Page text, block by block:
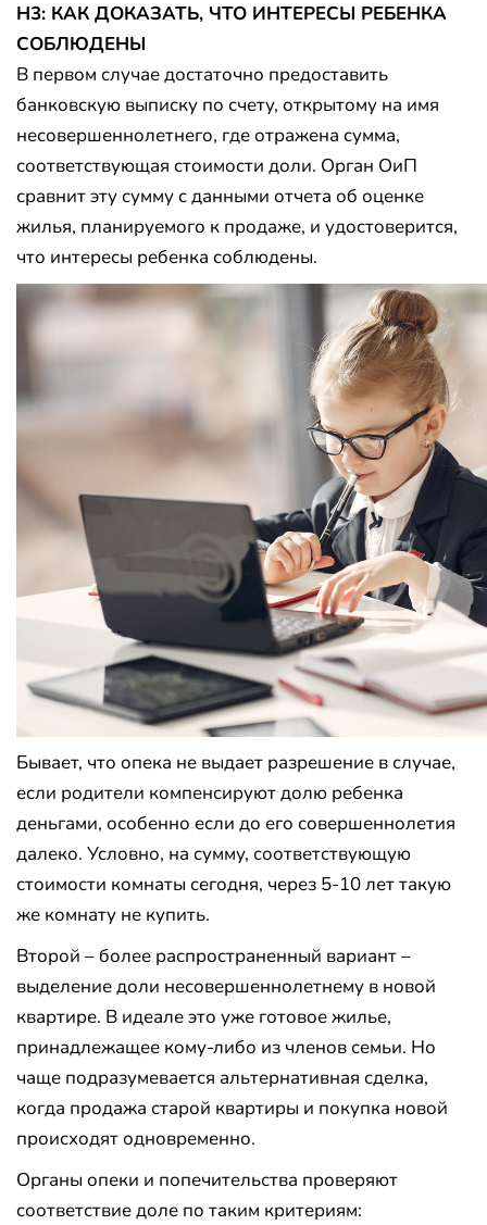
H3: КАК ДОКАЗАТЬ, ЧТО ИНТЕРЕСЫ РЕБЕНКА
СОБЛЮДЕНЫ
В первом случае достаточно предоставить
банковскую выписку по счету, открытому на имя
несовершеннолетнего, где отражена сумма,
соответствующая стоимости доли. Орган ОиП
сравнит эту сумму с данными отчета об оценке
жилья, планируемого к продаже, и удостоверится,
что интересы ребенка соблюдены.
Бывает, что опека не выдает разрешение в случае,
если родители компенсируют долю ребенка
деньгами, особенно если до его совершеннолетия
далеко. Условно, на сумму, соответствующую
стоимости комнаты сегодня, через 5-10 лет такую
же комнату не купить.
Второй – более распространенный вариант –
выделение доли несовершеннолетнему в новой
квартире. В идеале это уже готовое жилье,
принадлежащее кому-либо из членов семьи. Но
чаще подразумевается альтернативная сделка,
когда продажа старой квартиры и покупка новой
происходят одновременно.
Органы опеки и попечительства проверяют
соответствие доле по таким критериям: